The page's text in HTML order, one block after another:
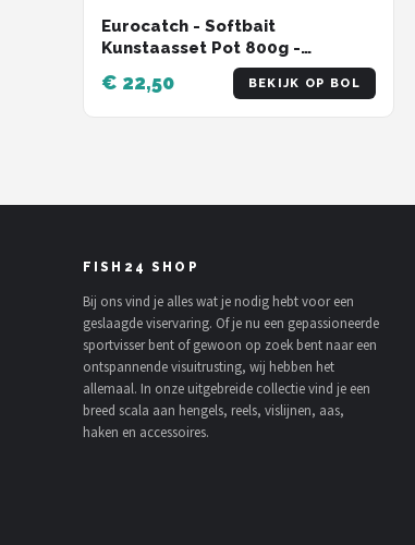
Eurocatch - Softbait
Kunstaasset Pot 800g -
Assortiment - Kunstaas -Shads -
Twisters
€ 22,50 BEKIJK OP BOL
FISH24 SHOP
Bij ons vind je alles wat je nodig hebt voor een
geslaagde viservaring. Of je nu een gepassioneerde
sportvisser bent of gewoon op zoek bent naar een
ontspannende visuitrusting, wij hebben het
allemaal. In onze uitgebreide collectie vind je een
breed scala aan hengels, reels, vislijnen, aas,
haken en accessoires.